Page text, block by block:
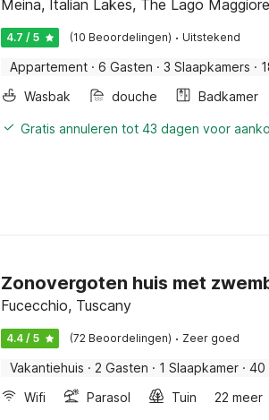
Meina, Italian Lakes, The Lago Maggiore
4.7 / 5 (10 Beoordelingen) · Uitstekend
Appartement · 6 Gasten · 3 Slaapkamers ·
Wasbak
douche Badkamer
Gratis annuleren tot 43 dagen voor
Zonovergoten huis met
Fucecchio, Tuscany
4.4 / 5 (72 Beoordelingen) · Zeer goed
Vakantiehuis · 2 Gasten · 1 Slaapkamer · 40
Wifi
Parasol Tuin 22 meer